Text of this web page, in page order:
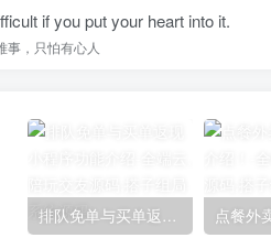
if you put your heart into it.
事，只怕有心人
排队免单与买单返现小程序功能介绍